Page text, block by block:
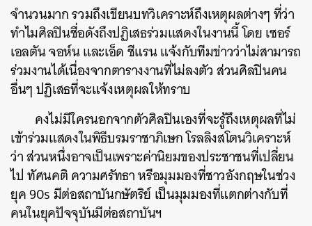
จำนวนมาก รวมถึงเขียนบทวิเคราะห์ถึงเหตุผลต่างๆ ที่ว่า
ทำไมศิลปินชื่อดังถึงปฏิเสธร่วมแสดงในงานนี้ โดย เซอร์
เอลตัน จอห์น และเอ็ด ชีแรน แจ้งกับทีมข่าวว่าไม่สามารถ
ร่วมงานได้เนื่องจากตารางงานที่ไม่ลงตัว ส่วนศิลปินคน
อื่นๆ ปฏิเสธที่จะแจ้งเหตุผลให้ทราบ
คงไม่มีใครนอกจากตัวศิลปินเองที่จะรู้ถึงเหตุผลที่ไม่
เข้าร่วมแสดงในพิธีบรมราชาภิเษก โรลลิงสโตนวิเคราะห์
ว่า ส่วนหนึ่งอาจเป็นเพราะค่านิยมของประชาชนที่เปลี่ยน
ไป ทัศนคติ ความศรัทธา หรือมุมมองที่ชาวอังกฤษในช่วง
ยุค 90s มีต่อสถาบันกษัตริย์ เป็นมุมมองที่แตกต่างกับที่
คนในยุคปัจจุบันมีต่อสถาบันฯ